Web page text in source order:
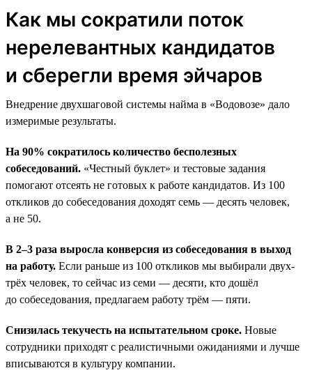
Как мы сократили поток
нерелевантных кандидатов
и сберегли время эйчаров
Внедрение двухшаговой системы найма в «Водовозе» дало
измеримые результаты.
На 90% сократилось количество бесполезных
собеседований. «Честный буклет» и тестовые задания
помогают отсеять не готовых к работе кандидатов. Из 100
откликов до собеседования доходят семь — десять человек,
а не 50.
В 2–3 раза выросла конверсия из собеседования в выход
на работу. Если раньше из 100 откликов мы выбирали двух-
трёх человек, то сейчас из семи — десяти, кто дошёл
до собеседования, предлагаем работу трём — пяти.
Снизилась текучесть на испытательном сроке. Новые
сотрудники приходят с реалистичными ожиданиями и лучше
вписываются в культуру компании.